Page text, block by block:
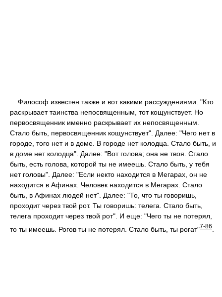
Философ известен также и вот какими рассуждениями. "Кто
раскрывает таинства непосвященным, тот кощунствует. Но
первосвященник именно раскрывает их непосвященным.
Стало быть, первосвященник кощунствует". Далее: "Чего нет в
городе, того нет и в доме. В городе нет колодца. Стало быть, и
в доме нет колодца". Далее: "Вот голова; она не твоя. Стало
быть, есть голова, которой ты не имеешь. Стало быть, у тебя
нет головы". Далее: "Если некто находится в Мегарах, он не
находится в Афинах. Человек находится в Мегарах. Стало
быть, в Афинах людей нет". Далее: "То, что ты говоришь,
проходит через твой рот. Ты говоришь: телега. Стало быть,
телега проходит через твой рот". И еще: "Чего ты не потерял,
то ты имеешь. Рогов ты не потерял. Стало быть, ты рогат"7-86